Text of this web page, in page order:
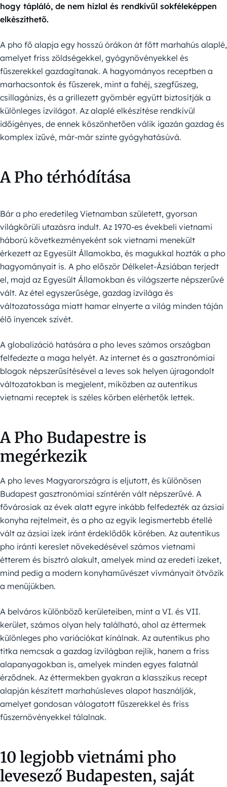
hogy tápláló, de nem hízlal és rendkívűl sokféleképpen
elkészíthető.
A pho fő alapja egy hosszú órákon át főtt marhahús alaplé,
amelyet friss zöldségekkel, gyógynövényekkel és
fűszerekkel gazdagítanak. A hagyományos receptben a
marhacsontok és fűszerek, mint a fahéj, szegfűszeg,
csillagánizs, és a grillezett gyömbér együtt biztosítják a
különleges ízvilágot. Az alaplé elkészítése rendkívül
időigényes, de ennek köszönhetően válik igazán gazdag és
komplex ízűvé, már-már szinte gyógyhatásúvá.
A Pho térhódítása
Bár a pho eredetileg Vietnamban született, gyorsan
világkörüli utazásra indult. Az 1970-es évekbeli vietnami
háború következményeként sok vietnami menekült
érkezett az Egyesült Államokba, és magukkal hozták a pho
hagyományait is. A pho először Délkelet-Ázsiában terjedt
el, majd az Egyesült Államokban és világszerte népszerűvé
vált. Az étel egyszerűsége, gazdag ízvilága és
változatossága miatt hamar elnyerte a világ minden táján
élő ínyencek szívét.
A globalizáció hatására a pho leves számos országban
felfedezte a maga helyét. Az internet és a gasztronómiai
blogok népszerűsítésével a leves sok helyen újragondolt
változatokban is megjelent, miközben az autentikus
vietnami receptek is széles körben elérhetők lettek.
A Pho Budapestre is
megérkezik
A pho leves Magyarországra is eljutott, és különösen
Budapest gasztronómiai színtérén vált népszerűvé. A
fővárosiak az évek alatt egyre inkább felfedezték az ázsiai
konyha rejtelmeit, és a pho az egyik legismertebb étellé
vált az ázsiai ízek iránt érdeklődők körében. Az autentikus
pho iránti kereslet növekedésével számos vietnami
étterem és bisztró alakult, amelyek mind az eredeti ízeket,
mind pedig a modern konyhaművészet vívmányait ötvözik
a menüjükben.
A belváros különböző kerületeiben, mint a VI. és VII.
kerület, számos olyan hely található, ahol az éttermek
különleges pho variációkat kínálnak. Az autentikus pho
titka nemcsak a gazdag ízvilágban rejlik, hanem a friss
alapanyagokban is, amelyek minden egyes falatnál
érződnek. Az éttermekben gyakran a klasszikus recept
alapján készített marhahúsleves alapot használják,
amelyet gondosan válogatott fűszerekkel és friss
fűszernövényekkel tálalnak.
10 legjobb vietnámi pho
levesező Budapesten, saját